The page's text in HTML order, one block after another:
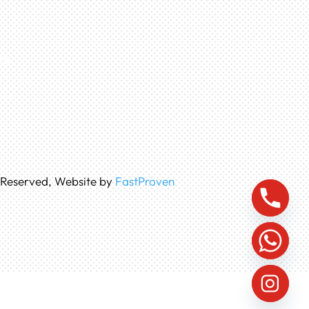
Jurumudi
Website byFastProven